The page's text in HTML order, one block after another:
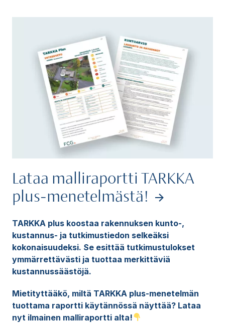
Lataa malliraportti TARKKA
plus-menetelmästä!
TARKKA plus koostaa rakennuksen kunto-,
kustannus- ja tutkimustiedon selkeäksi
kokonaisuudeksi. Se esittää tutkimustulokset
ymmärrettävästi ja tuottaa merkittäviä
kustannussäästöjä.
Mietityttääkö, miltä TARKKA plus-menetelmän
tuottama raportti käytännössä näyttää? Lataa
nyt ilmainen malliraportti alta!